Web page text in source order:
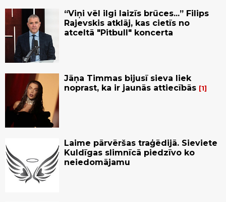
“Viņi vēl ilgi laizīs brūces...” Filips
Rajevskis atklāj, kas cietīs no
atceltā "Pitbull" koncerta
Jāņa Timmas bijusī sieva liek
noprast, ka ir jaunās attiecībās
1
Laime pārvēršas traģēdijā. Sieviete
Kuldīgas slimnīcā piedzīvo ko
neiedomājamu